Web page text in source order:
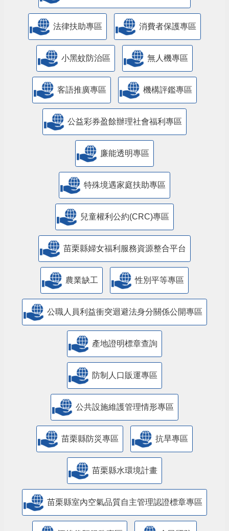
法律扶助專區 消費者保護專區
小黑蚊防治區 無人機專區
客語推廣專區 機構評鑑專區
公益彩券盈餘辦理社會福利專區
廉能透明專區
特殊境遇家庭扶助專區
兒童權利公約(CRC)專區
苗栗縣婦女福利服務資源整合平台
農業缺工 性別平等專區
公職人員利益衝突迴避法身分關係公開專區
產地證明標章查詢
防制人口販運專區
​公共設施維護管理情形專區
苗栗縣防災專區 抗旱專區
苗栗縣水環境計畫
苗栗縣室內空氣品質自主管理認證標章專區